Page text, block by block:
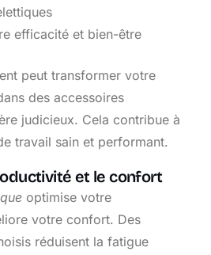
efficacité et bien-être
peut transformer votre
des accessoires
judicieux. Cela contribue à
travail sain et performant.
et le confort
optimise votre
votre confort. Des
réduisent la fatigue